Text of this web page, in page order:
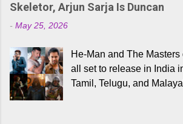
Skeletor, Arjun Sarja Is Duncan
- May 25, 2026
He-Man and The
all set to release in India
Tamil, Telugu, and
received a lot of love